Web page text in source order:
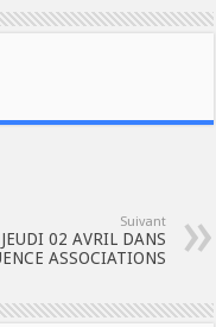
Suivant
JEUDI 02 AVRIL DANS
ASSOCIATIONS